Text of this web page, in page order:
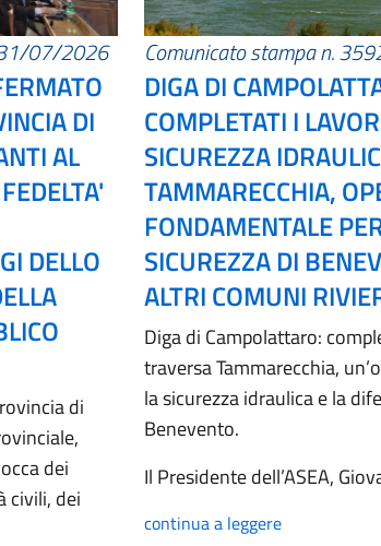
07/2026
DI
AL
DELLO
di
dei
civili, dei
Comunicato stampa n.
DIGA DI
COMPLETATI I
SICUREZZA
TAMMARECCHIA,
FONDAMENTALE
SICUREZZA DI
ALTRI COMUNI
Diga di Campolattaro:
traversa Tammarecchia,
la sicurezza idraulica e la
Benevento.
Il Presidente dell’ASEA,
continua a leggere